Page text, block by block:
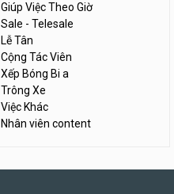
Giúp Việc Theo Giờ
Sale - Telesale
Lễ Tân
Cộng Tác Viên
Xếp Bóng Bi a
Trông Xe
Việc Khác
Nhân viên content